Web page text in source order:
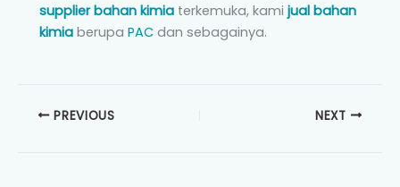
supplier bahan kimia terkemuka, kami jual bahan
kimia berupa PAC dan sebagainya.
PREVIOUS NEXT